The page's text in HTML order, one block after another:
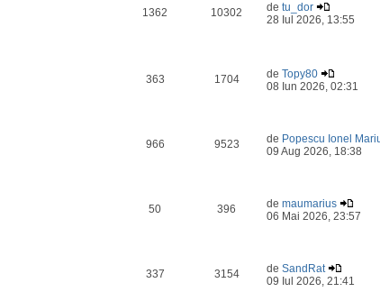
1362 10302 detu_dor
28 Iul 2026, 13:55
363 1704 deTopy80
08 Iun 2026, 02:31
966 9523 de Popescu Ionel
09 Aug 2026, 18:38
50 396 demaumarius
06 Mai 2026, 23:57
337 3154 deSandRat
09 Iul 2026, 21:41